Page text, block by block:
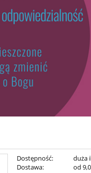
Dostępność:
duża
Dostawa:
od